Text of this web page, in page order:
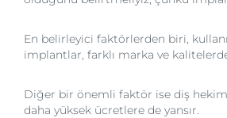
En belirleyici faktörlerden biri,
implantlar, farklı marka ve
Diğer bir önemli faktör ise diş
daha yüksek ücretlere de yansır.